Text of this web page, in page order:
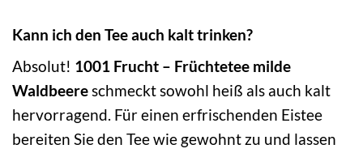
Kann ich den Tee auch kalt trinken?
Absolut! 1001 Frucht – Früchtetee milde
Waldbeereschmeckt sowohl heiß als auch kalt
hervorragend. Für einen erfrischenden Eistee
bereiten Sie den Tee wie gewohnt zu und lassen